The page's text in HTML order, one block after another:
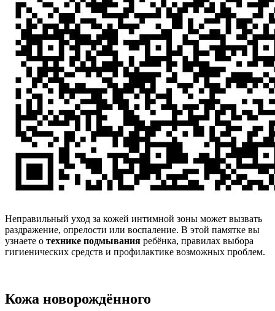
Неправильный уход за кожей интимной зоны может вызвать
раздражение, опрелости или воспаление. В этой памятке вы
узнаете о технике подмывания ребёнка, правилах выбора
гигиенических средств и профилактике возможных проблем.
Кожа новорождённого